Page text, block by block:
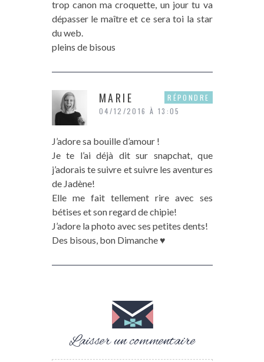
trop canon ma croquette, un jour tu va
dépasser le maître et ce sera toi la star
du web.
pleins de bisous
MARIE
04/12/2016 À 13:05
J’adore sa bouille d’amour !
Je te l’ai déjà dit sur snapchat, que
j’adorais te suivre et suivre les aventures
de Jadène!
Elle me fait tellement rire avec ses
bétises et son regard de chipie!
J’adore la photo avec ses petites dents!
Des bisous, bon Dimanche ♥
RÉPONDRE
Laisser un commentaire